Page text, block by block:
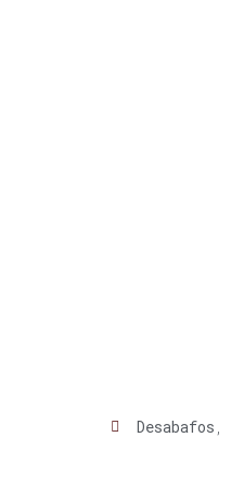
Desabafos ,